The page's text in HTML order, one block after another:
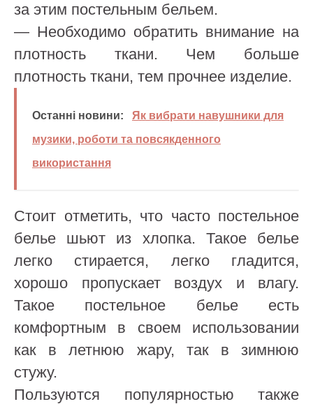
за этим постельным бельем.
— Необходимо обратить внимание на
плотность ткани. Чем больше
плотность ткани, тем прочнее изделие.
Останні новини:
Як вибрати навушники для
музики, роботи та повсякденного
використання
Стоит отметить, что часто постельное
белье шьют из хлопка. Такое белье
легко стирается, легко гладится,
хорошо пропускает воздух и влагу.
Такое постельное белье есть
комфортным в своем использовании
как в летнюю жару, так в зимнюю
стужу.
Пользуются популярностью также